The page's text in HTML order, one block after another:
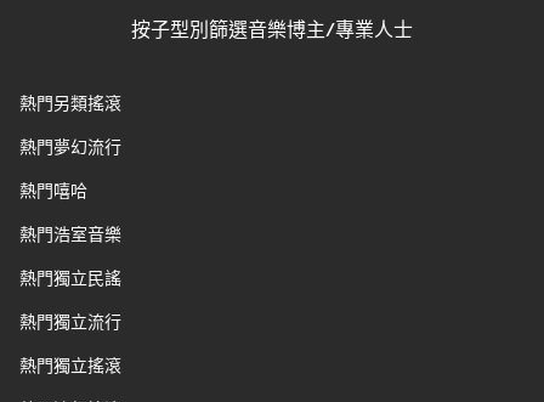
按子型別篩選音樂博主/專業人士
熱門另類搖滾
熱門夢幻流行
熱門嘻哈
熱門浩室音樂
熱門獨立民謠
熱門獨立流行
熱門獨立搖滾